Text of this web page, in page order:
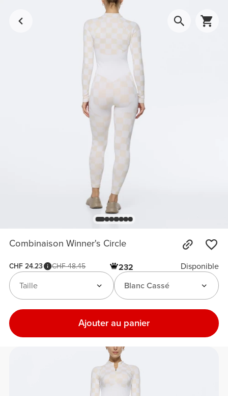
Combinaison Winner's Circle
CHF 24.23 CHF 48.45 232
Disponible
Blanc Cassé
Taille
Ajouter au panier